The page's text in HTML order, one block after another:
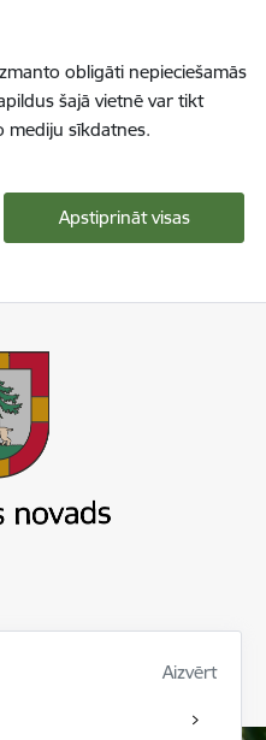
obligāti nepieciešamās
šajā vietnē var tikt
mediju sīkdatnes.
Apstiprināt visas
Aizvērt